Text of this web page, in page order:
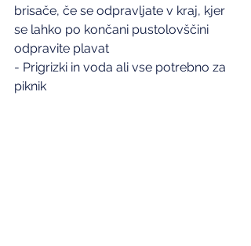
brisače, če se odpravljate v kraj, kjer
se lahko po končani pustolovščini
odpravite plavat
- Prigrizki in voda ali vse potrebno za
piknik